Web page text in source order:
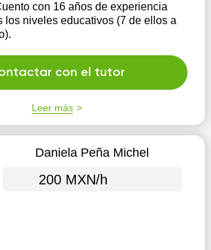
con 16 años de experiencia
los niveles educativos (7 de ellos a
con el tutor
Leer más
Daniela Peña Michel
200 MXN/h